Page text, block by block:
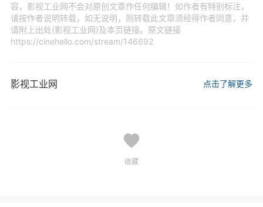
容，影视工业网不会对原创文章作任何编辑！如作者有特别标注，
请按作者说明转载，如无说明，则转载此文章须经得作者同意，并
请附上出处(影视工业网)及本页链接。原文链接
https://cinehello.com/stream/146692
影视工业网 点击了解更多
收藏